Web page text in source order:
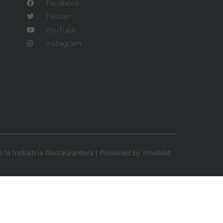
Facebook
Twitter
YouTube
Instagram
la Industria Restaurantera | Powered by Intellekt